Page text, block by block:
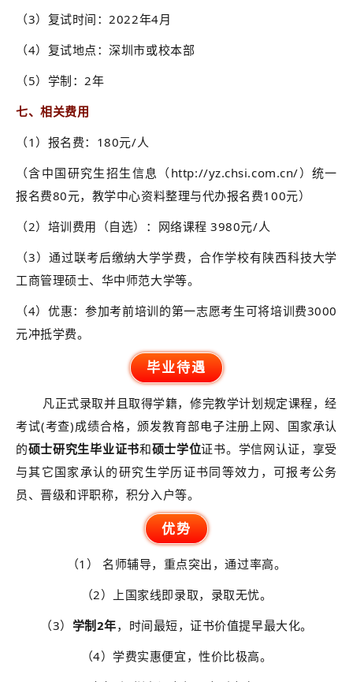
（3）复试时间：2022年4月
（4）复试地点：深圳市或校本部
（5）学制：2年
七、相关费用
（1）报名费：180元/人
（含中国研究生招生信息（http://yz.chsi.com.cn/）统一
报名费80元，教学中心资料整理与代办报名费100元）
（2）培训费用（自选）：网络课程 3980元/人
（3）通过联考后缴纳大学学费，合作学校有陕西科技大学
工商管理硕士、华中师范大学等。
（4）优惠：参加考前培训的第一志愿考生可将培训费3000
元冲抵学费。
毕业待遇
凡正式录取并且取得学籍，修完教学计划规定课程，经
考试(考查)成绩合格，颁发教育部电子注册上网、国家承认
的硕士研究生毕业证书和硕士学位证书。学信网认证，享受
与其它国家承认的研究生学历证书同等效力，可报考公务
员、晋级和评职称，积分入户等。
优势
（1） 名师辅导，重点突出，通过率高。
（2）上国家线即录取，录取无忧。
（3） 学制2年，时间最短，证书价值提早最大化。
（4）学费实惠便宜，性价比极高。